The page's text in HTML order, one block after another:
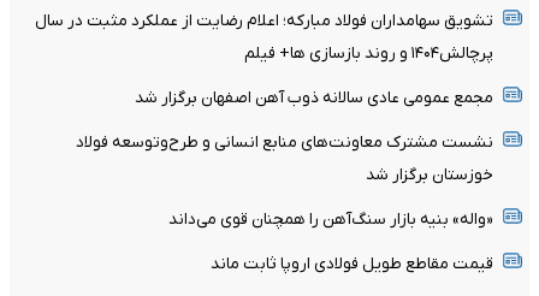
تشویق سهامداران فولاد مبارکه؛ اعلام رضایت از عملکرد مثبت در سال
پرچالش۱۴۰۴ و روند بازسازی ها+ فیلم
مجمع عمومی عادی سالانه ذوب آهن اصفهان برگزار شد
نشست مشترک معاونت‌های منابع انسانی و طرح‌وتوسعه فولاد
خوزستان برگزار شد
«واله» بنیه بازار سنگ‌آهن را همچنان قوی می‌داند
قیمت مقاطع طویل فولادی اروپا ثابت ماند